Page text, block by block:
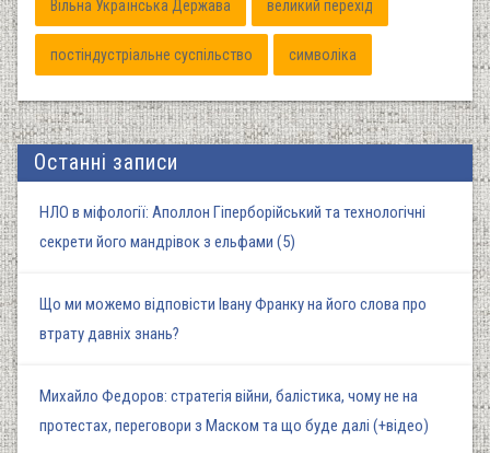
Вільна Українська Держава великий перехід
постіндустріальне суспільство символіка
Останні записи
НЛО в міфології: Аполлон Гіперборійський та технологічні
секрети його мандрівок з ельфами (5)
Що ми можемо відповісти Івану Франку на його слова про
втрату давніх знань?
Михайло Федоров: стратегія війни, балістика, чому не на
протестах, переговори з Маском та що буде далі (+відео)